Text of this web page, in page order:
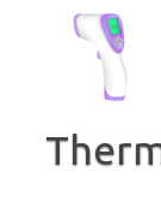
springen